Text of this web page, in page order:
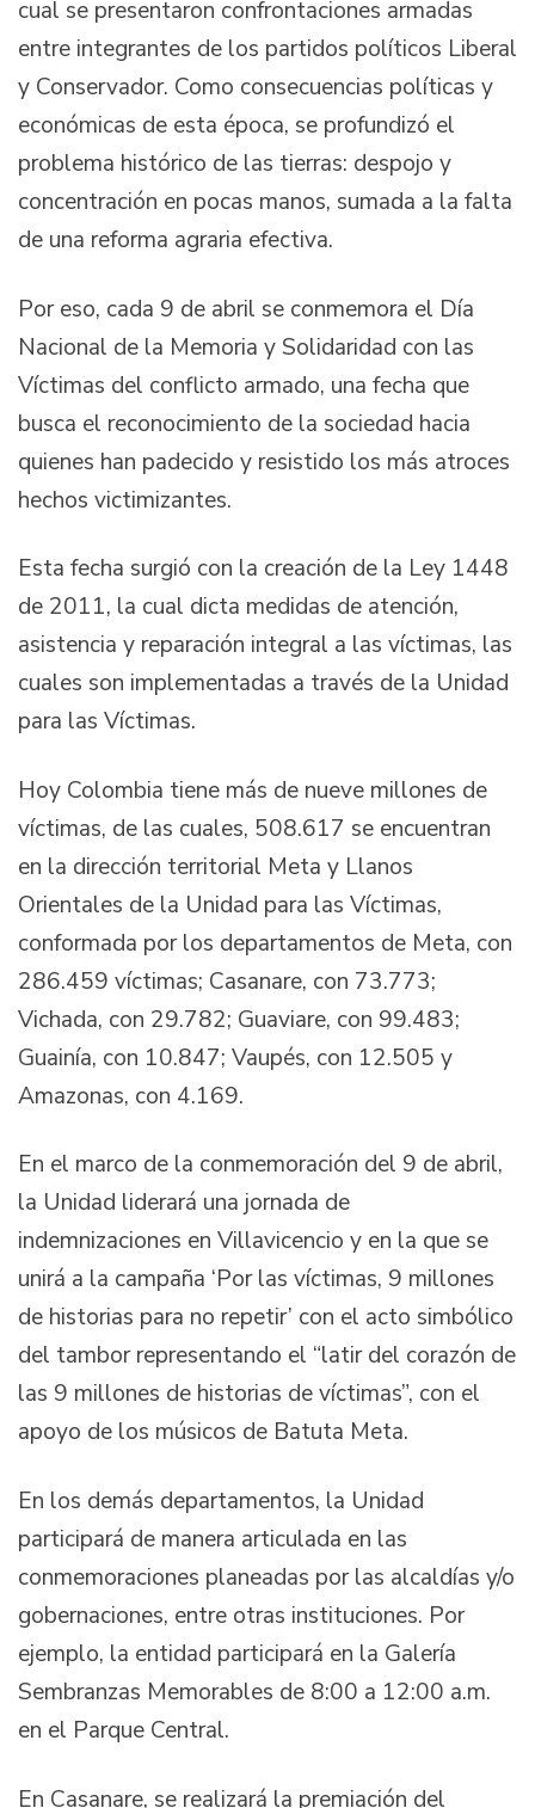
cual se presentaron confrontaciones armadas
entre integrantes de los partidos políticos Liberal
y Conservador. Como consecuencias políticas y
económicas de esta época, se profundizó el
problema histórico de las tierras: despojo y
concentración en pocas manos, sumada a la falta
de una reforma agraria efectiva.
Por eso, cada 9 de abril se conmemora el Día
Nacional de la Memoria y Solidaridad con las
Víctimas del conflicto armado, una fecha que
busca el reconocimiento de la sociedad hacia
quienes han padecido y resistido los más atroces
hechos victimizantes.
Esta fecha surgió con la creación de la Ley 1448
de 2011, la cual dicta medidas de atención,
asistencia y reparación integral a las víctimas, las
cuales son implementadas a través de la Unidad
para las Víctimas.
Hoy Colombia tiene más de nueve millones de
víctimas, de las cuales, 508.617 se encuentran
en la dirección territorial Meta y Llanos
Orientales de la Unidad para las Víctimas,
conformada por los departamentos de Meta, con
286.459 víctimas; Casanare, con 73.773;
Vichada, con 29.782; Guaviare, con 99.483;
Guainía, con 10.847; Vaupés, con 12.505 y
Amazonas, con 4.169.
En el marco de la conmemoración del 9 de abril,
la Unidad liderará una jornada de
indemnizaciones en Villavicencio y en la que se
unirá a la campaña ‘Por las víctimas, 9 millones
de historias para no repetir’ con el acto simbólico
del tambor representando el “latir del corazón de
las 9 millones de historias de víctimas”, con el
apoyo de los músicos de Batuta Meta.
En los demás departamentos, la Unidad
participará de manera articulada en las
conmemoraciones planeadas por las alcaldías y/o
gobernaciones, entre otras instituciones. Por
ejemplo, la entidad participará en la Galería
Sembranzas Memorables de 8:00 a 12:00 a.m.
en el Parque Central.
En Casanare, se realizará la premiación del